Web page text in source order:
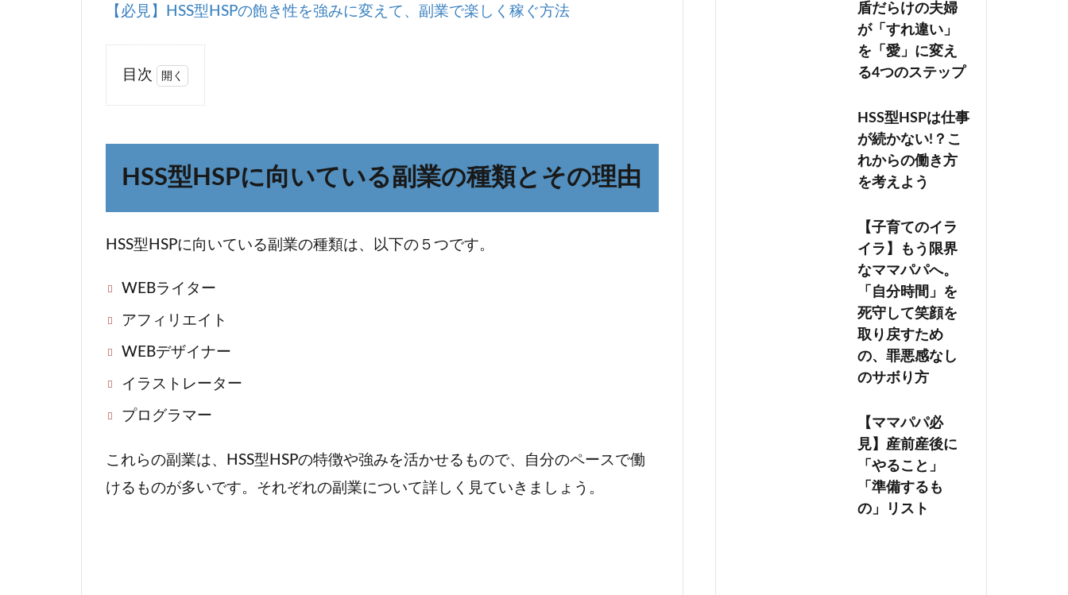
【必見】HSS型HSPの飽き性を強みに変えて、副業で楽しく稼ぐ方法
目次
型
に
て
る
業
類
そ
理
由
HSS型HSPに向いている副業の種類とその理由
HSS型HSPに向いている副業の種類は、以下の５つです。
WEBライター
アフィリエイト
WEBデザイナー
イラストレーター
プログラマー
これらの副業は、HSS型HSPの特徴や強みを活かせるもので、自分のペースで働
けるものが多いです。それぞれの副業について詳しく見ていきましょう。
盾だらけの夫婦
が「すれ違い」
を「愛」に変え
る4つのステップ
HSS型HSPは仕事
が続かない!？こ
れからの働き方
を考えよう
【子育てのイラ
イラ】もう限界
なママパパへ。
「自分時間」を
死守して笑顔を
取り戻すため
の、罪悪感なし
のサボり方
【ママパパ必
見】産前産後に
「やること」
「準備するも
の」リスト